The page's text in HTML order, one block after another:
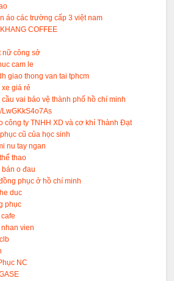
áo các trường cấp 3 việt nam
COFFEE
nữ công sở
cam le
giao thong van tai tphcm
giá rẻ
vai bảo vệ thành phố hồ chí minh
LwGKkS4o7As
công ty TNHH XD và cơ khí Thành Đạt
cũ của học sinh
nu tay ngan
thao
o đau
phục ở hồ chí minh
duc
phục
vien
NC